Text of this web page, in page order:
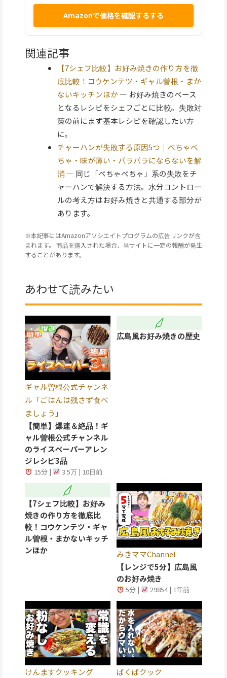
Amazonで価格を確認するする
関連記事
【7シェフ比較】お好み焼きの作り方を徹
底比較！コウケンテツ・ギャル曽根・まか
ないキッチンほか — お好み焼きのベース
となるレシピをシェフごとに比較。失敗対
策の前にまず基本レシピを確認したい方
に。
チャーハンが失敗する原因5つ｜べちゃべ
ちゃ・味が薄い・パラパラにならないを解
消 — 同じ「べちゃべちゃ」系の失敗をチ
ャーハンで解決する方法。水分コントロー
ルの考え方はお好み焼きと共通する部分が
あります。
※本記事にはAmazonアソシエイトプログラムの広告リンクが含
まれます。 商品を購入された場合、当サイトに一定の報酬が発生
することがあります。
あわせて読みたい
ギャル曽根公式チャンネ
ル「ごはんは残さず食べ
ましょう」
【簡単】爆速＆絶品！ギ
ャル曽根公式チャンネル
のライスペーパーアレン
ジレシピ3品
15分 | 3.5万 | 10日前
広島風お好み焼きの歴史
【7シェフ比較】お好み
焼きの作り方を徹底比
較！コウケンテツ・ギャ
ル曽根・まかないキッチ
ンほか
みきママChannel
【レンジで5分】広島風
のお好み焼き
5分 | 29854 | 1年前
けんますクッキング
ばくばクック